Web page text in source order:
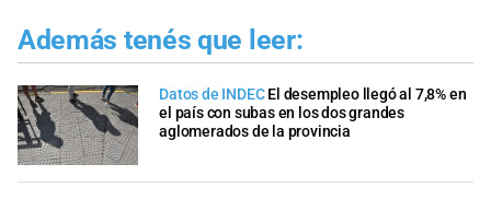
Además tenés que leer:
Datos de INDEC El desempleo llegó al 7,8% en
el país con subas en los dos grandes
aglomerados de la provincia